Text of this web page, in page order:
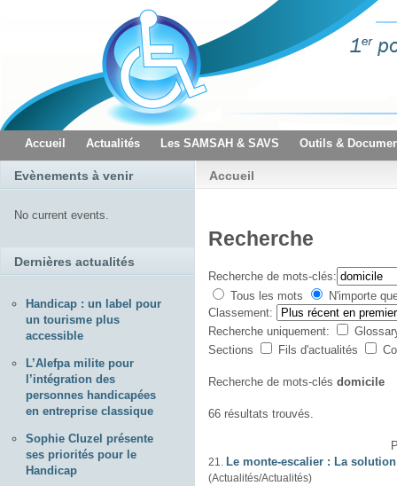
Accueil Actualités Les SAMSAH & SAVS Outils &
Accueil
Recherche
Recherche de mots-clés:
Tous les mots
N'importe
Classement:
Recherche uniquement:
Sections
Fils d'actualités
Recherche de mots-clés domicile
66 résultats trouvés.
21. Le monte-escalier : La
(Actualités/Actualités)
Evènements à venir
No current events.
Dernières actualités
Handicap : un label pour
un tourisme plus
accessible
L’Alefpa milite pour
l’intégration des
personnes handicapées
en entreprise classique
Sophie Cluzel présente
ses priorités pour le
Handicap